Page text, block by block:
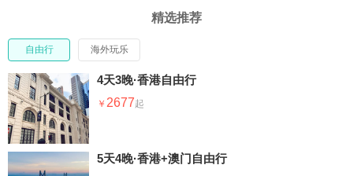
博物馆。这里收藏了大量珍贵的现代艺术作品，包
括画作、雕塑、影像和装置艺术。博物馆的展品涉
猎广泛，从抽象艺术到具象艺术，从西方艺术到东
方艺术，让人大开眼界。在M+视觉博物馆，我们
精选推荐
自由行 海外玩乐
4天3晚·香港自由行
2677
5天4晚·香港+澳门自由行